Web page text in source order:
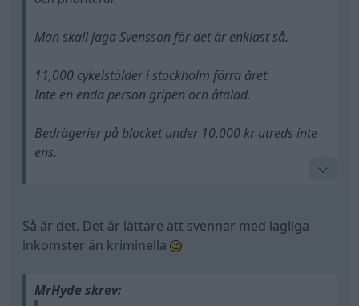
Man skall jaga Svensson för det är enklast så.
11,000 cykelstölder i stockholm förra året.
Inte en enda person gripen och åtalad.
Bedrägerier på blocket under 10,000 kr utreds inte
ens.
som rimligt.
källarförrådet så ville polisen inte ens komma och
Så är det. Det är lättare att svennar med lagliga
inkomster än kriminella
MrHyde skrev: